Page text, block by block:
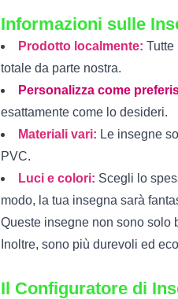
Informazioni sulle
Prodotto localmente: Tutte
totale da parte nostra.
Personalizza come
esattamente come lo desideri.
Materiali vari: Le insegne
PVC.
Luci e colori: Scegli lo
modo, la tua insegna sarà
Queste insegne non sono solo
Inoltre, sono più durevoli ed
Il Configuratore di